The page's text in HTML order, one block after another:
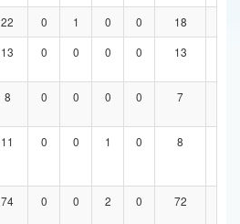
22 0 1 0 0 18
13 0 0 0 0 13
8 0 0 0 0 7
11 0 0 1 0 8
74 0 0 2 0 72